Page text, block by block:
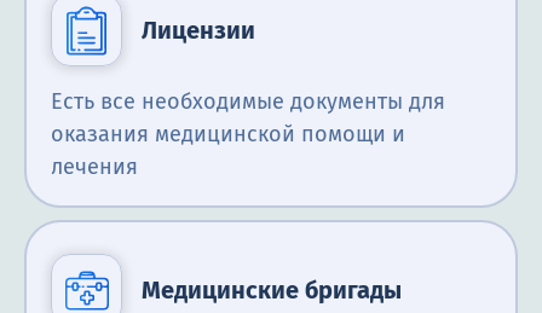
Лицензии
Есть все необходимые документы для
оказания медицинской помощи и
лечения
Медицинские бригады